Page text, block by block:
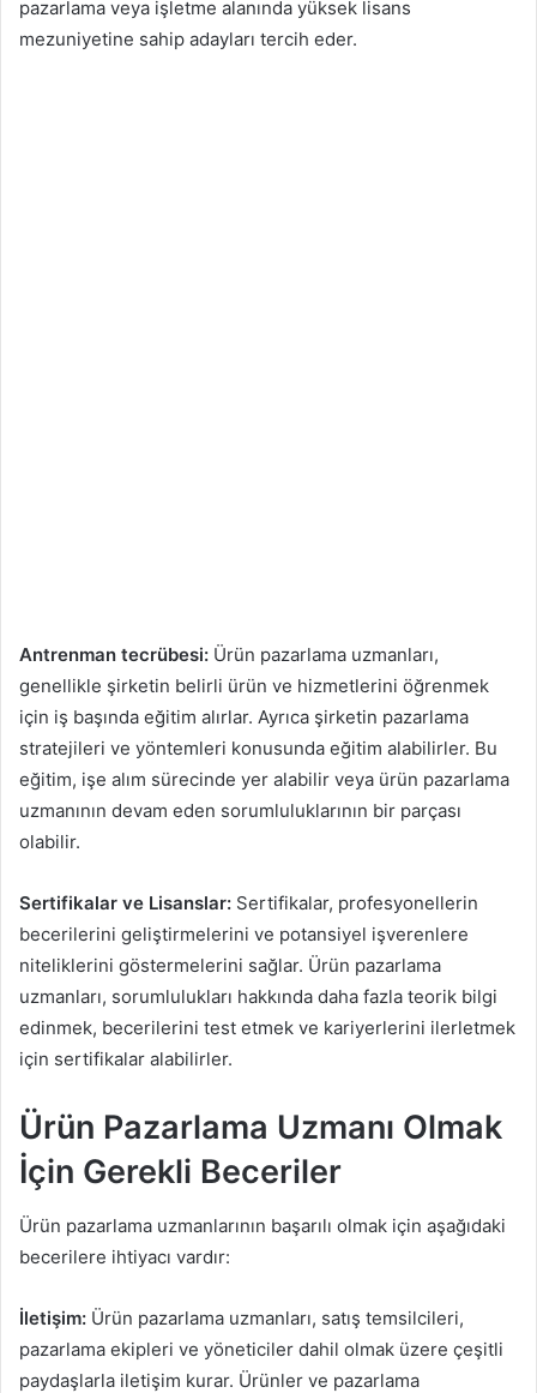
pazarlama veya işletme alanında yüksek lisans
mezuniyetine sahip adayları tercih eder.
Antrenman tecrübesi: Ürün pazarlama uzmanları,
genellikle şirketin belirli ürün ve hizmetlerini öğrenmek
için iş başında eğitim alırlar. Ayrıca şirketin pazarlama
stratejileri ve yöntemleri konusunda eğitim alabilirler. Bu
eğitim, işe alım sürecinde yer alabilir veya ürün pazarlama
uzmanının devam eden sorumluluklarının bir parçası
olabilir.
Sertifikalar ve Lisanslar: Sertifikalar, profesyonellerin
becerilerini geliştirmelerini ve potansiyel işverenlere
niteliklerini göstermelerini sağlar. Ürün pazarlama
uzmanları, sorumlulukları hakkında daha fazla teorik bilgi
edinmek, becerilerini test etmek ve kariyerlerini ilerletmek
için sertifikalar alabilirler.
Ürün Pazarlama Uzmanı Olmak
İçin Gerekli Beceriler
Ürün pazarlama uzmanlarının başarılı olmak için aşağıdaki
becerilere ihtiyacı vardır:
İletişim: Ürün pazarlama uzmanları, satış temsilcileri,
pazarlama ekipleri ve yöneticiler dahil olmak üzere çeşitli
paydaşlarla iletişim kurar. Ürünler ve pazarlama